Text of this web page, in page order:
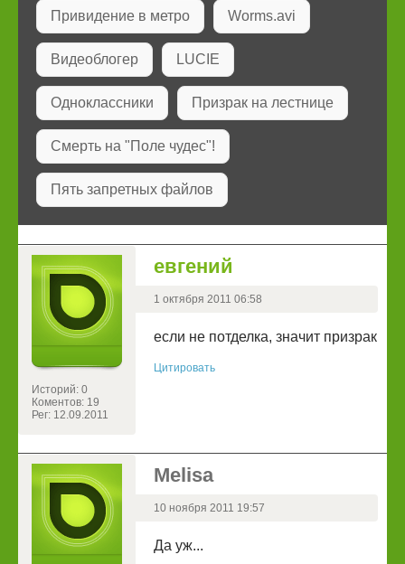
Привидение в метро Worms.avi
Видеоблогер LUCIE
Одноклассники Призрак на лестнице
Смерть на "Поле чудес"!
Пять запретных файлов
Историй: 0
Коментов: 19
Рег: 12.09.2011
евгений
1 октября 2011 06:58
если не потделка, значит призрак
Цитировать
Melisa
10 ноября 2011 19:57
Да уж...